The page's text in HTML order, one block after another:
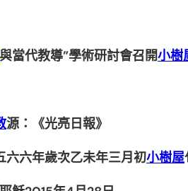
與當代教導”學術研討會召開小樹
源：《光亮日報》
六六年歲次乙未年三月初小樹屋